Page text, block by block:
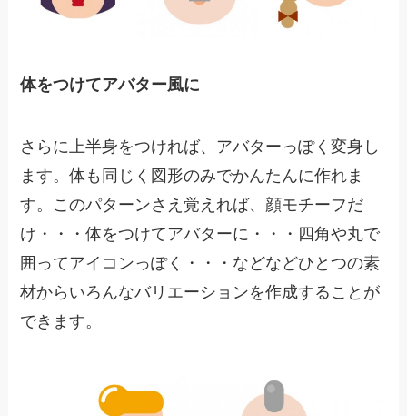
体をつけてアバター風に
さらに上半身をつければ、アバターっぽく変身し
ます。体も同じく図形のみでかんたんに作れま
す。このパターンさえ覚えれば、顔モチーフだ
け・・・体をつけてアバターに・・・四角や丸で
囲ってアイコンっぽく・・・などなどひとつの素
材からいろんなバリエーションを作成することが
できます。